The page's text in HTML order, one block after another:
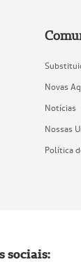
Novas
Notícias
Nossas
Política
sociais: